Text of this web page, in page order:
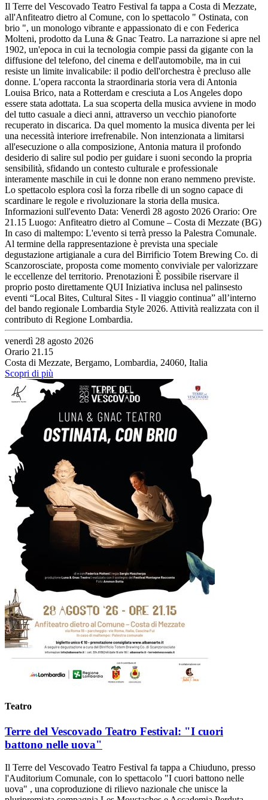
Il Terre del Vescovado Teatro Festival fa tappa a Costa di Mezzate,
all'Anfiteatro dietro al Comune, con lo spettacolo " Ostinata, con
brio ", un monologo vibrante e appassionato di e con Federica
Molteni, prodotto da Luna & Gnac Teatro. La narrazione si apre nel
1902, un'epoca in cui la tecnologia compie passi da gigante con la
diffusione del telefono, del cinema e dell'automobile, ma in cui
resiste un limite invalicabile: il podio dell'orchestra è precluso alle
donne. L'opera racconta la straordinaria storia vera di Antonia
Louisa Brico, nata a Rotterdam e cresciuta a Los Angeles dopo
essere stata adottata. La sua scoperta della musica avviene in modo
del tutto casuale a dieci anni, attraverso un vecchio pianoforte
recuperato in discarica. Da quel momento la musica diventa per lei
una necessità interiore irrefrenabile. Non intenzionata a limitarsi
all'esecuzione o alla composizione, Antonia matura il profondo
desiderio di salire sul podio per guidare i suoni secondo la propria
sensibilità, sfidando un contesto culturale e professionale
interamente maschile in cui le donne non erano nemmeno previste.
Lo spettacolo esplora così la forza ribelle di un sogno capace di
scardinare le regole e rivoluzionare la storia della musica.
Informazioni sull'evento Data: Venerdì 28 agosto 2026 Orario: Ore
21.15 Luogo: Anfiteatro dietro al Comune – Costa di Mezzate (BG)
In caso di maltempo: L'evento si terrà presso la Palestra Comunale.
Al termine della rappresentazione è prevista una speciale
degustazione artigianale a cura del Birrificio Totem Brewing Co. di
Scanzorosciate, proposta come momento conviviale per valorizzare
le eccellenze del territorio. Prenotazioni È possibile riservare il
proprio posto direttamente QUI Iniziativa inclusa nel palinsesto
eventi “Local Bites, Cultural Sites - Il viaggio continua” all’interno
del bando regionale Lombardia Style 2026. Attività realizzata con il
contributo di Regione Lombardia.
venerdì 28 agosto 2026
Orario 21.15
Costa di Mezzate, Bergamo, Lombardia, 24060, Italia
Scopri di più
Teatro
Terre del Vescovado Teatro Festival: "I cuori
battono nelle uova"
Il Terre del Vescovado Teatro Festival fa tappa a Chiuduno, presso
l'Auditorium Comunale, con lo spettacolo "I cuori battono nelle
uova" , una coproduzione di rilievo nazionale che unisce la